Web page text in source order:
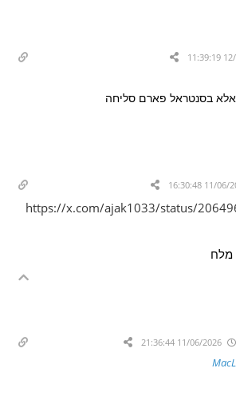
אלא בסנטראל פארם סליחה
https://x.com/ajak1033/status/
מלח
11/06/2026 21:36:44